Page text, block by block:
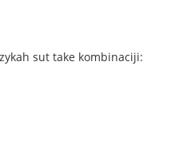
sut take kombinaciji: